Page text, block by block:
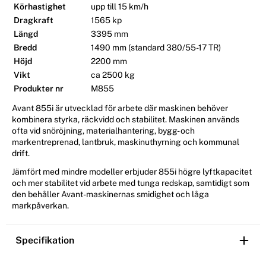
Körhastighet
upp till 15 km/h
Dragkraft
1565 kp
Längd
3395 mm
Bredd
1490 mm (standard 380/55-17 TR)
Höjd
2200 mm
Vikt
ca 2500 kg
Produkter nr
M855
Avant 855i är utvecklad för arbete där maskinen behöver
kombinera styrka, räckvidd och stabilitet. Maskinen används
ofta vid snöröjning, materialhantering, bygg- och
markentreprenad, lantbruk, maskinuthyrning och kommunal
drift.
Jämfört med mindre modeller erbjuder 855i högre lyftkapacitet
och mer stabilitet vid arbete med tunga redskap, samtidigt som
den behåller Avant-maskinernas smidighet och låga
markpåverkan.
Specifikation